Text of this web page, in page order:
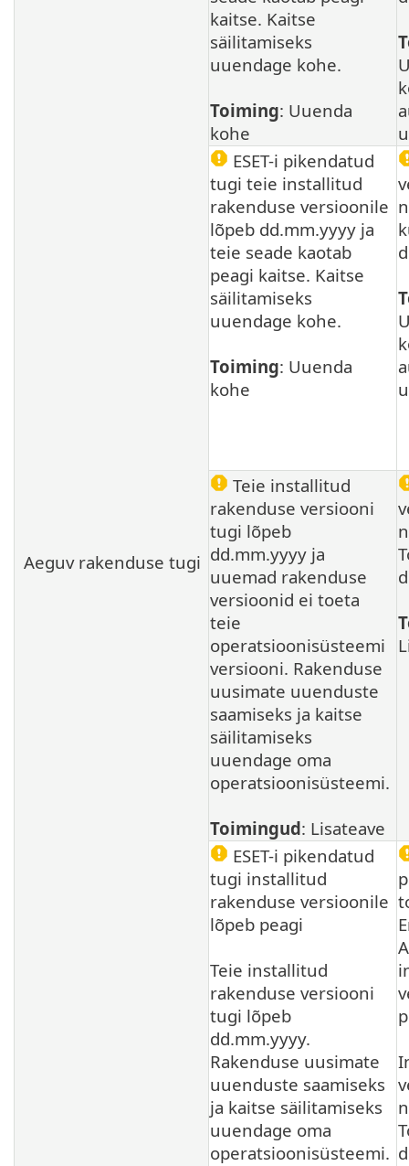
Aeguv rakenduse tugi
kaitse. Kaitse
säilitamiseks
uuendage kohe.
Toiming: Uuenda
kohe
ESET-i pikendatud
tugi teie installitud
rakenduse versioonile
lõpeb dd.mm.yyyy ja
teie seade kaotab
peagi kaitse. Kaitse
säilitamiseks
uuendage kohe.
Toiming: Uuenda
kohe
Teie installitud
rakenduse versiooni
tugi lõpeb
dd.mm.yyyy ja
uuemad rakenduse
versioonid ei toeta
teie
operatsioonisüsteemi
versiooni. Rakenduse
uusimate uuenduste
saamiseks ja kaitse
säilitamiseks
uuendage oma
operatsioonisüsteemi.
Toimingud: Lisateave
ESET-i pikendatud
tugi installitud
rakenduse versioonile
lõpeb peagi
Teie installitud
rakenduse versiooni
tugi lõpeb
dd.mm.yyyy.
Rakenduse uusimate
uuenduste saamiseks
ja kaitse säilitamiseks
uuendage oma
operatsioonisüsteemi.